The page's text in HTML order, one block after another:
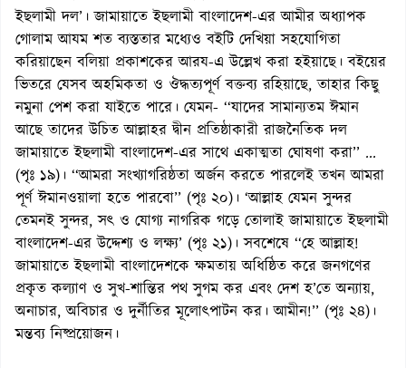
ইছলামী দল’। জামায়াতে ইছলামী বাংলাদেশ-এর আমীর অধ্যাপক
গোলাম আযম শত ব্যস্ততার মধ্যেও বইটি দেখিয়া সহযোগিতা
করিয়াছেন বলিয়া প্রকাশকের আরয-এ উল্লেখ করা হইয়াছে। বইয়ের
ভিতরে যেসব অহমিকতা ও ঔদ্ধত্যপূর্ণ বক্তব্য রহিয়াছে, তাহার কিছু
নমুনা পেশ করা যাইতে পারে। যেমন- ‘‘যাদের সামান্যতম ঈমান
আছে তাদের উচিত আল্লাহর দ্বীন প্রতিষ্ঠাকারী রাজনৈতিক দল
জামায়াতে ইছলামী বাংলাদেশ-এর সাথে একাত্মতা ঘোষণা করা’’ ...
(পৃঃ ১৯)। ‘‘আমরা সংখ্যাগরিষ্ঠতা অর্জন করতে পারলেই তখন আমরা
পূর্ণ ঈমানওয়ালা হতে পারবো’’ (পৃঃ ২০)। ‘আল্লাহ যেমন সুন্দর
তেমনই সুন্দর, সৎ ও যোগ্য নাগরিক গড়ে তোলাই জামায়াতে ইছলামী
বাংলাদেশ-এর উদ্দেশ্য ও লক্ষ্য’ (পৃঃ ২১)। সবশেষে ‘‘হে আল্লাহ!
জামায়াতে ইছলামী বাংলাদেশকে ক্ষমতায় অধিষ্ঠিত করে জনগণের
প্রকৃত কল্যাণ ও সুখ-শান্তির পথ সুগম কর এবং দেশ হ’তে অন্যায়,
অনাচার, অবিচার ও দুর্নীতির মূলোৎপাটন কর। আমীন!’’ (পৃঃ ২৪)।
মন্তব্য নিষ্প্রয়োজন।